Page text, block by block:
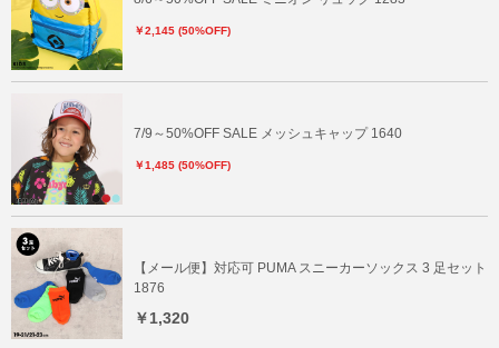
￥2,145 (50%OFF)
7/9～50%OFF SALE メッシュキャップ 1640
￥1,485 (50%OFF)
【メール便】対応可 PUMA スニーカーソックス 3 足セット
1876
￥1,320